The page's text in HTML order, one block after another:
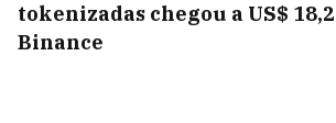
tokenizadas chegou a US$
Binance